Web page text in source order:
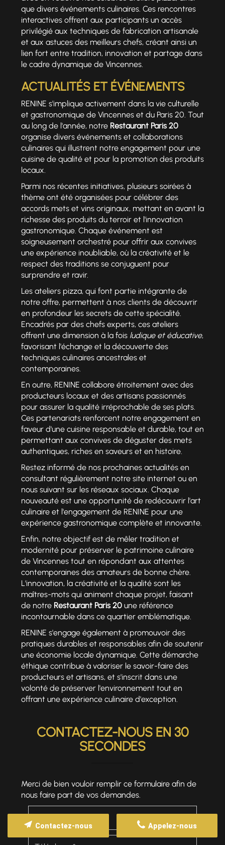
que divers événements culinaires. Ces rencontres
interactives offrent aux participants un accès
privilégié aux techniques de fabrication artisanale
et aux astuces des meilleurs chefs, créant ainsi un
lien fort entre tradition, innovation et partage dans
le cadre dynamique de Vincennes.
ACTUALITÉS ET ÉVÉNEMENTS
RENINE s'implique activement dans la vie culturelle
et gastronomique de Vincennes et du Paris 20. Tout
au long de l'année, notre Restaurant Paris 20
organise divers événements et collaborations
culinaires qui illustrent notre engagement pour une
cuisine de qualité et pour la promotion des produits
locaux.
Parmi nos récentes initiatives, plusieurs soirées à
thème ont été organisées pour célébrer des
accords mets et vins originaux, mettant en avant la
richesse des produits du terroir et l'innovation
gastronomique. Chaque événement est
soigneusement orchestré pour offrir aux convives
une expérience inoubliable, où la créativité et le
respect des traditions se conjuguent pour
surprendre et ravir.
Les ateliers pizza, qui font partie intégrante de
notre offre, permettent à nos clients de découvrir
en profondeur les secrets de cette spécialité.
Encadrés par des chefs experts, ces ateliers
offrent une dimension à la fois ludique et éducative,
favorisant l'échange et la découverte des
techniques culinaires ancestrales et
contemporaines.
En outre, RENINE collabore étroitement avec des
producteurs locaux et des artisans passionnés
pour assurer la qualité irréprochable de ses plats.
Ces partenariats renforcent notre engagement en
faveur d'une cuisine responsable et durable, tout en
permettant aux convives de déguster des mets
authentiques, riches en saveurs et en histoire.
Restez informé de nos prochaines actualités en
consultant régulièrement notre site internet ou en
nous suivant sur les réseaux sociaux. Chaque
nouveauté est une opportunité de redécouvrir l'art
culinaire et l'engagement de RENINE pour une
expérience gastronomique complète et innovante.
Enfin, notre objectif est de mêler tradition et
modernité pour préserver le patrimoine culinaire
de Vincennes tout en répondant aux attentes
contemporaines des amateurs de bonne chère.
L'innovation, la créativité et la qualité sont les
maîtres-mots qui animent chaque projet, faisant
de notre Restaurant Paris 20une référence
incontournable dans ce quartier emblématique.
RENINE s'engage également à promouvoir des
pratiques durables et responsables afin de soutenir
une économie locale dynamique. Cette démarche
éthique contribue à valoriser le savoir-faire des
producteurs et artisans, et s'inscrit dans une
volonté de préserver l'environnement tout en
offrant une expérience culinaire d'exception.
CONTACTEZ-NOUS EN 30
SECONDES
Merci de bien vouloir remplir ce formulaire afin de
nous faire part de vos demandes.
Appelez-nous
Contactez-nous